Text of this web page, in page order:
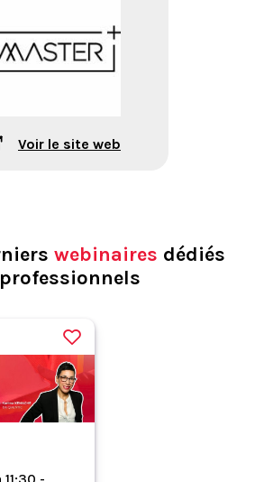
Voir le site web
webinaires dédiés